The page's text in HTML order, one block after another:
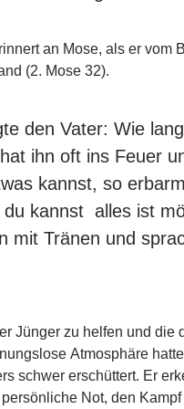
an Mose, als er vom
(2. Mose 32).
den Vater: Wie
ihn oft ins Feuer
kannst, so
kannst  alles ist
mit Tränen und
Jünger zu helfen und die
Atmosphäre
schwer erschüttert. Er
Not, den Kampf